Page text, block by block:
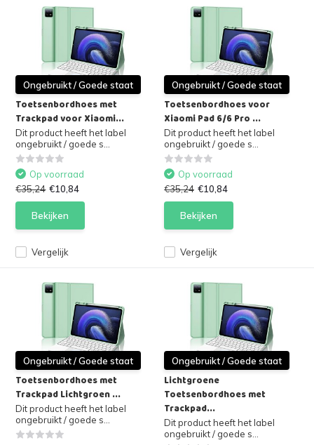
Ongebruikt / Goede staat
Toetsenbordhoes met
Trackpad voor Xiaomi...
Dit product heeft het label
ongebruikt / goede s...
Vergelijk
Op voorraad
€35,24 €10,84
Bekijken
Ongebruikt / Goede staat
Toetsenbordhoes voor
Xiaomi Pad 6/6 Pro ...
Dit product heeft het label
ongebruikt / goede s...
Vergelijk
Op voorraad
€35,24 €10,84
Bekijken
Ongebruikt / Goede staat
Toetsenbordhoes met
Trackpad Lichtgroen ...
Dit product heeft het label
ongebruikt / goede s...
Ongebruikt / Goede staat
Lichtgroene
Toetsenbordhoes met
Trackpad...
Dit product heeft het label
ongebruikt / goede s...